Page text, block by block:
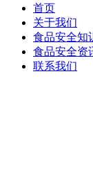
首页
关于我们
食品安全知
食品安全资
联系我们